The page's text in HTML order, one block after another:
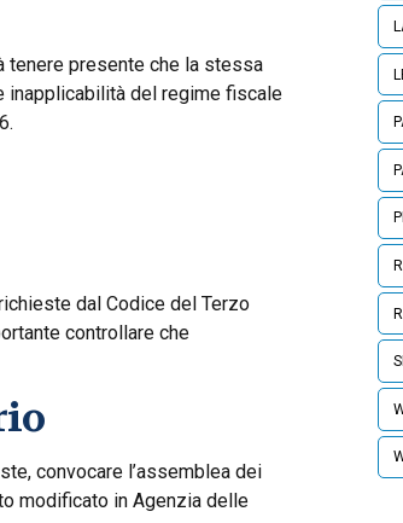
tenere presente che la stessa
inapplicabilità del regime fiscale
dal Codice del Terzo
controllare che
convocare l’assemblea dei
modificato in Agenzia delle